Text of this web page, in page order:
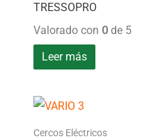
TRESSOPRO
Valorado con 0de 5
Leer más
Cercos Eléctricos